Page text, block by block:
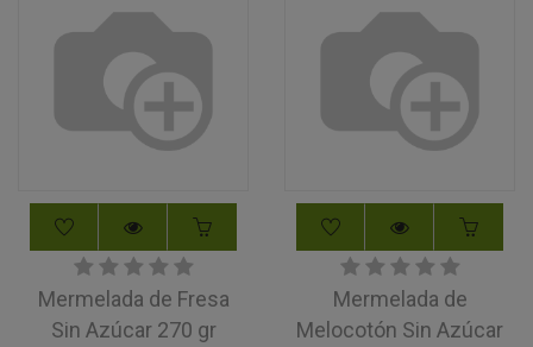
Mermelada de Fresa
Sin Azúcar 270 gr
Mermelada de
Melocotón Sin Azúcar